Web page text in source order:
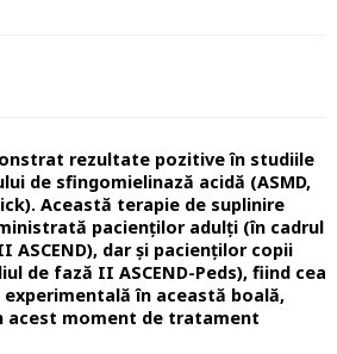
rezultate pozitive în studiile
de sfingomielinază acidă (ASMD,
Această terapie de suplinire
pacienților adulți (în cadrul
dar și pacienților copii
de fază II ASCEND-Peds), fiind cea
în această boală,
acest moment de tratament